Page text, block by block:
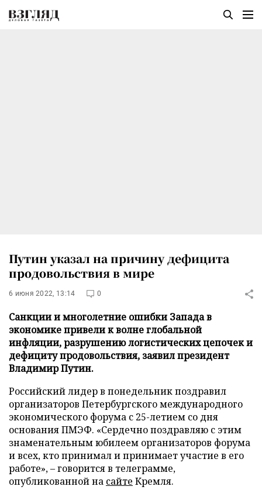
Путин указал на причину дефицита
продовольствия в мире
6 июня 2022, 13:14 0
Санкции и многолетние ошибки Запада в
экономике привели к волне глобальной
инфляции, разрушению логистических цепочек и
дефициту продовольствия, заявил президент
Владимир Путин.
Российский лидер в понедельник поздравил
организаторов Петербургского международного
экономического форума с 25-летием со дня
основания ПМЭФ. «Сердечно поздравляю с этим
знаменательным юбилеем организаторов форума
и всех, кто принимал и принимает участие в его
работе», – говорится в телеграмме,
опубликованной на сайте Кремля.